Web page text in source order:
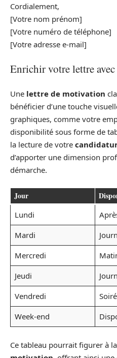
Cordialement,
[Votre nom prénom]
[Votre numéro de téléphone]
[Votre adresse e-mail]
Enrichir votre lettre
Une lettre de motivation
bénéficier d’une touche
graphiques, comme votre
disponibilité sous forme de
la lecture de votre
d’apporter une dimension
démarche.
Jour
Lundi
Mardi
Mercredi
Jeudi
Vendredi
Week-end
Ce tableau pourrait figurer à